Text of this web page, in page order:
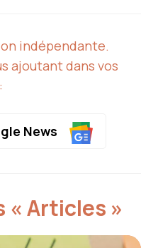
indépendante.
ajoutant dans vos
News
« Articles »